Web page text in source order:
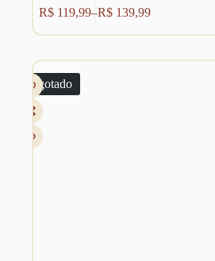
R$ 119,99–R$ 139,99
Faixa
de
R$ 119,99
produto
tem
variantes.
As
opções
podem
ser
escolhidas
Esgotado